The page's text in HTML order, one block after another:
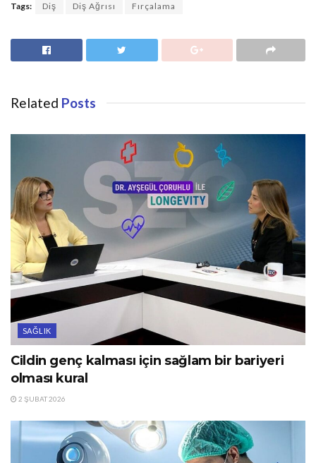
Tags: Diş Diş Ağrısı Fırçalama
Related Posts
SAĞLIK
Cildin genç kalması için sağlam bir bariyeri
olması kural
2 ŞUBAT 2026